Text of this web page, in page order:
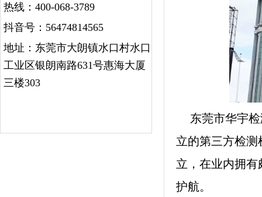
热线：400-068-3789
抖音号：56474814565
地址：东莞市大朗镇水口村水口
工业区银朗南路631号惠海大厦
三楼303
东莞市华宇
立的第三方检
立，在业内拥
护航。